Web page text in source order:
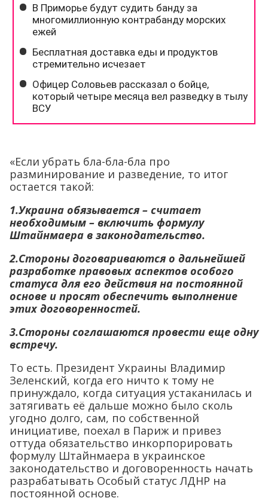
«Если убрать бла-бла-бла про
разминирование и разведение, то итог
остается такой:
1.Украина обязывается – считает
необходимым – включить формулу
Штайнмаера в законодательство.
2.Стороны договариваются о дальнейшей
разработке правовых аспектов особого
статуса для его действия на постоянной
основе и просят обеспечить выполнение
этих договоренностей.
3.Стороны соглашаются провести еще одну
встречу.
То есть. Президент Украины Владимир
Зеленский, когда его ничто к тому не
принуждало, когда ситуация устаканилась и
затягивать её дальше можно было сколь
угодно долго, сам, по собственной
инициативе, поехал в Париж и привез
оттуда обязательство инкорпорировать
формулу Штайнмаера в украинское
законодательство и договоренность начать
разрабатывать Особый статус ЛДНР на
постоянной основе.